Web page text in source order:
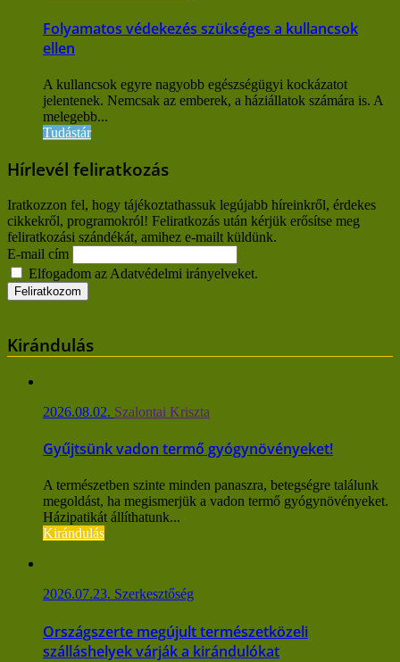
Folyamatos védekezés szükséges a kullancsok
ellen
A kullancsok egyre nagyobb egészségügyi kockázatot
jelentenek. Nemcsak az emberek, a háziállatok számára is. A
melegebb...
Tudástár
Hírlevél feliratkozás
Iratkozzon fel, hogy tájékoztathassuk legújabb híreinkről, érdekes
cikkekről, programokról! Feliratkozás után kérjük erősítse meg
feliratkozási szándékát, amihez e-mailt küldünk.
E-mail cím
Elfogadom az Adatvédelmi irányelveket.
Kirándulás
2026.08.02. Szalontai Kriszta
Gyűjtsünk vadon termő gyógynövényeket!
A természetben szinte minden panaszra, betegségre találunk
megoldást, ha megismerjük a vadon termő gyógynövényeket.
Házipatikát állíthatunk...
Kirándulás
2026.07.23. Szerkesztőség
Országszerte megújult természetközeli
szálláshelyek várják a kirándulókat